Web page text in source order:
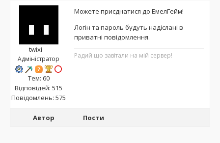
twixi
Адміністратор
Тем: 60
Відповідей: 515
Повідомлень: 575
Можете приєднатися до ЕмелГейм!
Логін та пароль будуть надіслані в
приватні повідомлення.
Радий що завітали на мій сервер!
Автор Пости